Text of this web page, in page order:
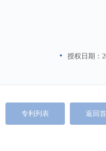
授权日期：
专利列表 返回